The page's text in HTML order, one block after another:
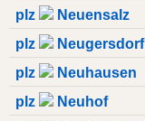
plz
Neuensalz
plz
Neugersdorf
plz
Neuhausen
plz
Neuhof